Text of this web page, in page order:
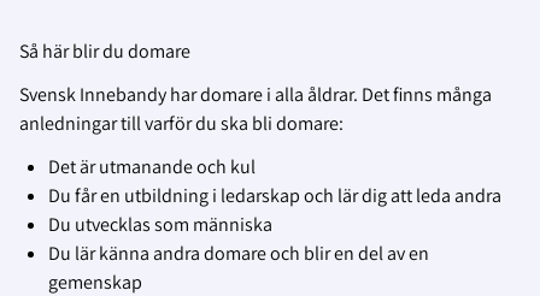
Så här blir du domare
Svensk Innebandy har domare i alla åldrar. Det finns många
anledningar till varför du ska bli domare:
Det är utmanande och kul
Du får en utbildning i ledarskap och lär dig att leda andra
Du utvecklas som människa
Du lär känna andra domare och blir en del av en
gemenskap